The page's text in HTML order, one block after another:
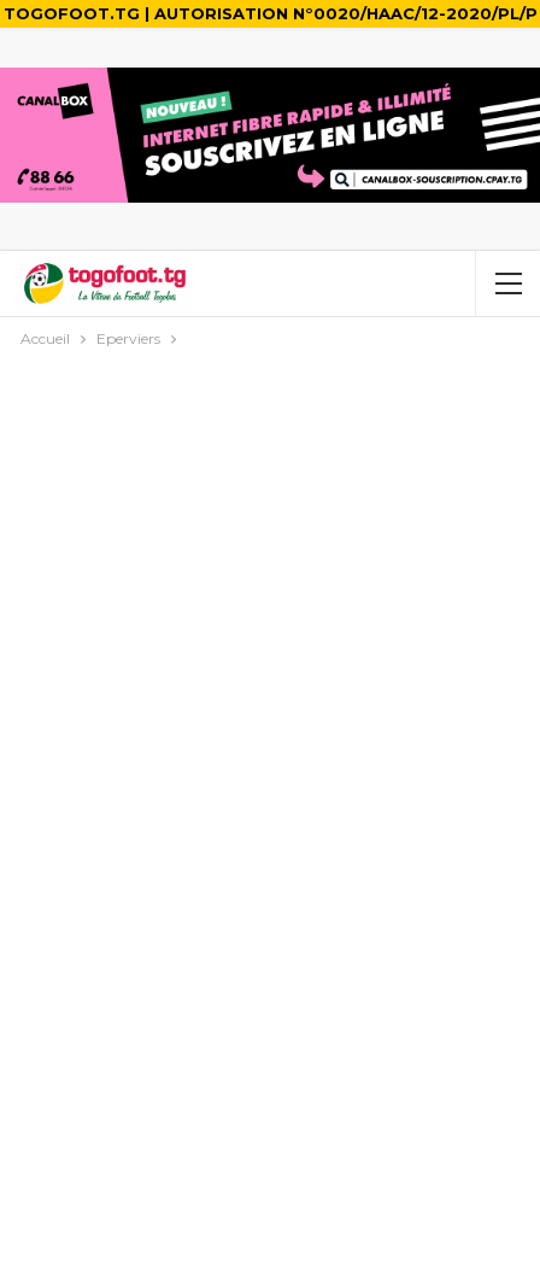
TOGOFOOT.TG | AUTORISATION N°0020/HAAC/12-2020/PL/P
Accueil Eperviers